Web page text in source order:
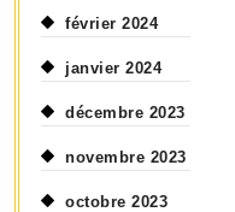
février 2024
janvier 2024
décembre 2023
novembre 2023
octobre 2023